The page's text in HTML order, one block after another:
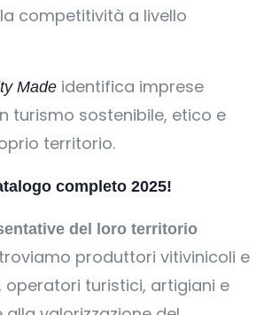
competitività a livello
Made identifica imprese
turismo sostenibile, etico e
territorio.
completo 2025!
del loro territorio
produttori vitivinicoli e
operatori turistici, artigiani e